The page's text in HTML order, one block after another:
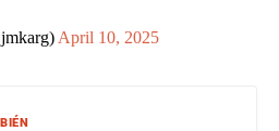
April 10, 2025